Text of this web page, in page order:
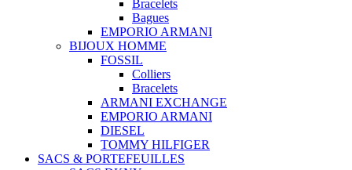
Bracelets
Bagues
EMPORIO ARMANI
BIJOUX HOMME
FOSSIL
Colliers
Bracelets
ARMANI EXCHANGE
EMPORIO ARMANI
DIESEL
TOMMY HILFIGER
SACS & PORTEFEUILLES